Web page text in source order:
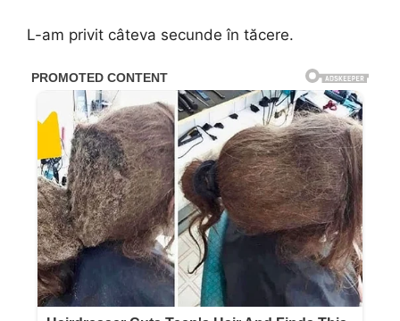
L-am privit câteva secunde în tăcere.